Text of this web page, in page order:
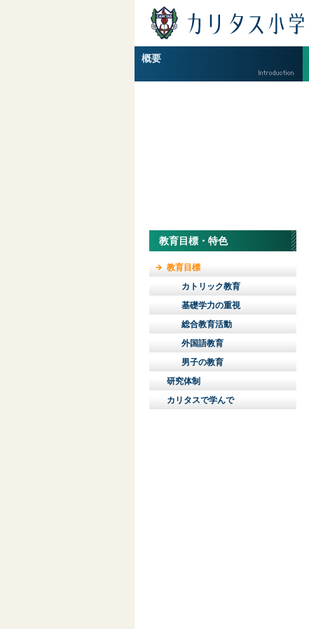
概要
校長挨拶
児童数・教員数
沿革
教育目標・特色
教育目標
カトリック教育
基礎学力の重視
総合教育活動
外国語教育
男子の教育
研究体制
カリタスで学んで